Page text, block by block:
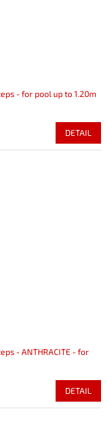
- for pool up to 1.20m
DETAIL
- ANTHRACITE - for
DETAIL